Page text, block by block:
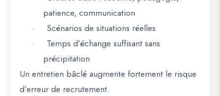
patience, communication
· Scénarios de situations réelles
· Temps d’échange suffisant sans
précipitation
Un entretien bâclé augmente fortement le risque
d’erreur de recrutement.